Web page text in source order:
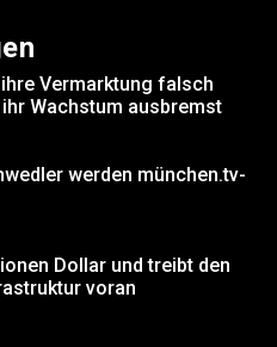
Vermarktung falsch
Wachstum ausbremst
werden münchen.tv-
Dollar und treibt den
voran